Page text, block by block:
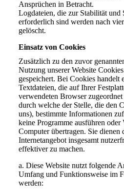
Ansprüchen in Betracht.
Logdateien, die zur Stabilität und
erforderlich sind werden nach
gelöscht.
Einsatz von Cookies
Zusätzlich zu den zuvor
Nutzung unserer Website
gespeichert. Bei Cookies handelt
Textdateien, die auf Ihrer
verwendeten Browser
durch welche der Stelle, die den
uns), bestimmte Informationen
keine Programme ausführen oder
Computer übertragen. Sie dienen
Internetangebot insgesamt
effektiver zu machen.
a. Diese Website nutzt folgende
Umfang und Funktionsweise im
werden: